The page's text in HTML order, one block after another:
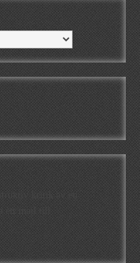
kritik av en
ett mail till